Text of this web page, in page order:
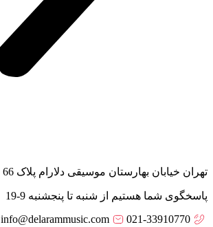
تهران خیابان بهارستان موسیقی دلارام پلاک 66
پاسخگوی شما هستیم از شنبه تا پنجشنبه 9-19
021-33910770
info@delarammusic.com